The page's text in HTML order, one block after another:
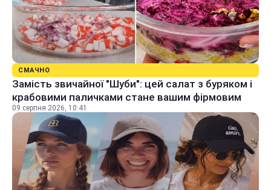
СМАЧНО
Замість звичайної "Шуби": цей салат з буряком і
крабовими паличками стане вашим фірмовим
09 серпня 2026, 10:41